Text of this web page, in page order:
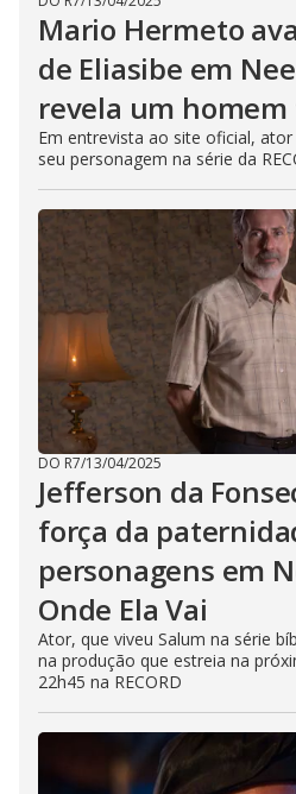
Mario Hermeto
de Eliasibe em
revela um homem
Em entrevista ao site oficial,
seu personagem na série da
DO R7/13/04/2025
Jefferson da
força da
personagens em
Onde Ela Vai
Ator, que viveu Salum na série
na produção que estreia na
22h45 na RECORD